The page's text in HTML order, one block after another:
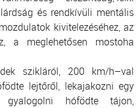
és rendkívüli mentális
kivitelezéséhez, az
a meglehetősen mostoha
szikláról, 200 km/h–val
lejtőről, lekajakozni egy
gyalogolni hófödte tájon,